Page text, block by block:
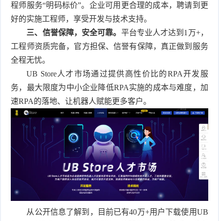
程师服务“明码标价”。企业可用更合理的成本，聘请到更
好的实施工程师，享受开发与技术支持。
三、信誉保障，安全可靠。 平台专业人才达到1万+，
工程师资质完备，官方担保、信誉有保障，真正做到服务
全程无忧。
UB Store人才市场通过提供高性价比的RPA开发服
务，最大限度为中小企业降低RPA实施的成本与难度，加
速RPA的落地、让机器人赋能更多客户。
从公开信息了解到，目前已有40万+用户下载使用UB